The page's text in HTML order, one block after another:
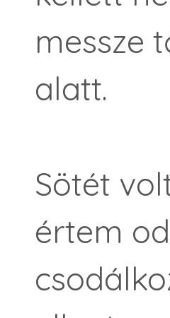
messze
alatt.
Sötét
értem